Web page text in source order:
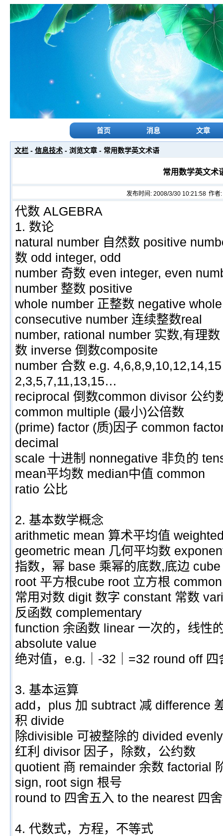
首页 消息 文章
文栏 - 信息技术 - 浏览文章 - 常用数学英文术语
常用数学英文术
发布时间: 2008/3/30 10:21:58 作者:
代数 ALGEBRA
1. 数论
natural number 自然数 positive
数 odd integer, odd
number 奇数 even integer, even
number 整数 positive
whole number 正整数 negative
consecutive number 连续整数real
number, rational number 实数,有理
数 inverse 倒数composite
number 合数 e.g.
2,3,5,7,11,13,15…
reciprocal 倒数common divisor 公约
common multiple (最小)公倍数
(prime) factor (质)因子 common
decimal
scale 十进制 nonnegative 非负的
mean平均数 median中值 common
ratio 公比
2. 基本数学概念
arithmetic mean 算术平均值
geometric mean 几何平均数
指数，幂 base 乘幂的底数,底边
root 平方根cube root 立方根
常用对数 digit 数字 constant 常数
反函数 complementary
function 余函数 linear 一次的，线性
absolute value
绝对值，e.g.｜-32｜=32 round off 四
3. 基本运算
add，plus 加 subtract 减 difference
积 divide
除divisible 可被整除的 divided
红利 divisor 因子，除数，公约数
quotient 商 remainder 余数 factorial
sign, root sign 根号
round to 四舍五入 to the nearest 四
4. 代数式，方程，不等式